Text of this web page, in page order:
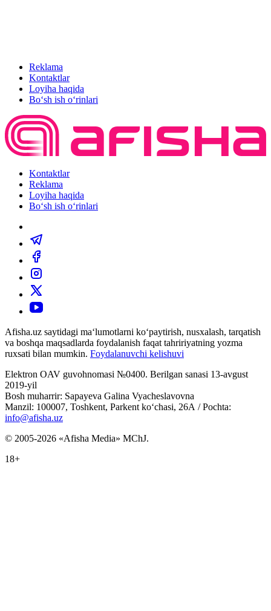
Reklama
Kontaktlar
Loyiha haqida
Bo‘sh ish o‘rinlari
Kontaktlar
Reklama
Loyiha haqida
Bo‘sh ish o‘rinlari
Afisha.uz saytidagi ma‘lumotlarni ko‘paytirish, nusxalash, tarqatish
va boshqa maqsadlarda foydalanish faqat tahririyatning yozma
ruxsati bilan mumkin. Foydalanuvchi kelishuvi
Elektron OAV guvohnomasi №0400. Berilgan sanasi 13-avgust
2019-yil
Bosh muharrir: Sapayeva Galina Vyacheslavovna
Manzil: 100007, Toshkent, Parkent ko‘chasi, 26А / Pochta:
info@afisha.uz
© 2005-2026 «Afisha Media» MChJ.
18+